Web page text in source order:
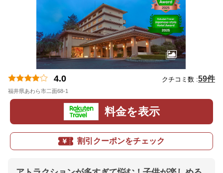
4.0 クチコミ数 :59件
福井県あわら市二面68-1
料金を表示
割引クーポンをチェック